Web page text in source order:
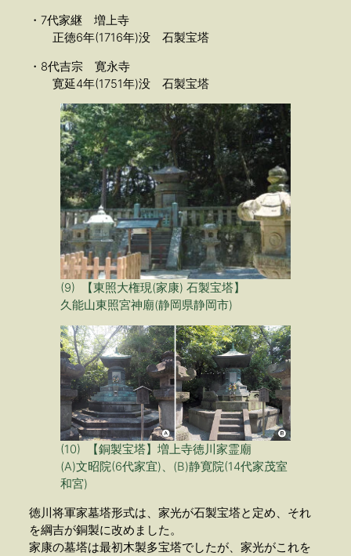
・7代家継 増上寺
正徳6年(1716年)没 石製宝塔
・8代吉宗 寛永寺
寛延4年(1751年)没 石製宝塔
(9) 【東照大権現(家康) 石製宝塔】
久能山東照宮神廟(静岡県静岡市)
(10) 【銅製宝塔】増上寺徳川家霊廟
(A)文昭院(6代家宜)、(B)静寛院(14代家茂室
和宮)
徳川将軍家墓塔形式は、家光が石製宝塔と定め、それ
を綱吉が銅製に改めました。
家康の墓塔は最初木製多宝塔でしたが、家光がこれを